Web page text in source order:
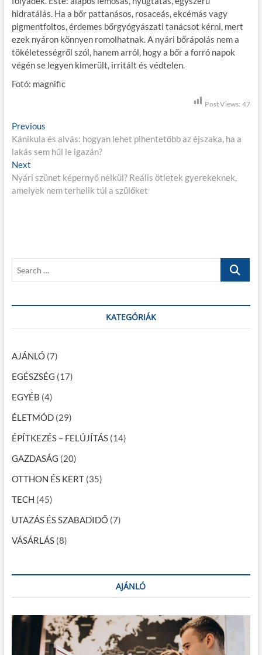
hidratálás. Ha a bőr pattanásos, rosaceás, ekcémás vagy
pigmentfoltos, érdemes bőrgyógyászati tanácsot kérni, mert
ezek nyáron könnyen romolhatnak. A nyári bőrápolás nem a
tökéletességről szól, hanem arról, hogy a bőr a forró napok
végén se legyen kimerült, irritált és védtelen.
Fotó: magnific
Post Views: 47
B
e
j
e
é
s
v
i
g
á
c
i
ó
Previous
r
e
i
o
:
Kánikula és alvás: hogyan lehet pihentetőbb az éjszaka, ha a
lakás sem hűl le igazán?
Next
e
x
:
Nyári szünet képernyő nélkül? Reális ötletek gyerekeknek,
amelyek nem terhelik túl a szülőket
r
h
KATEGÓRIÁK
AJÁNLÓ(7)
EGÉSZSÉG (17)
EGYÉB (4)
ÉLETMÓD(29)
ÉPÍTKEZÉS – FELÚJÍTÁS(14)
GAZDASÁG (20)
OTTHON ÉS KERT(35)
TECH (45)
UTAZÁS ÉS SZABADIDŐ (7)
VÁSÁRLÁS(8)
AJÁNLÓ